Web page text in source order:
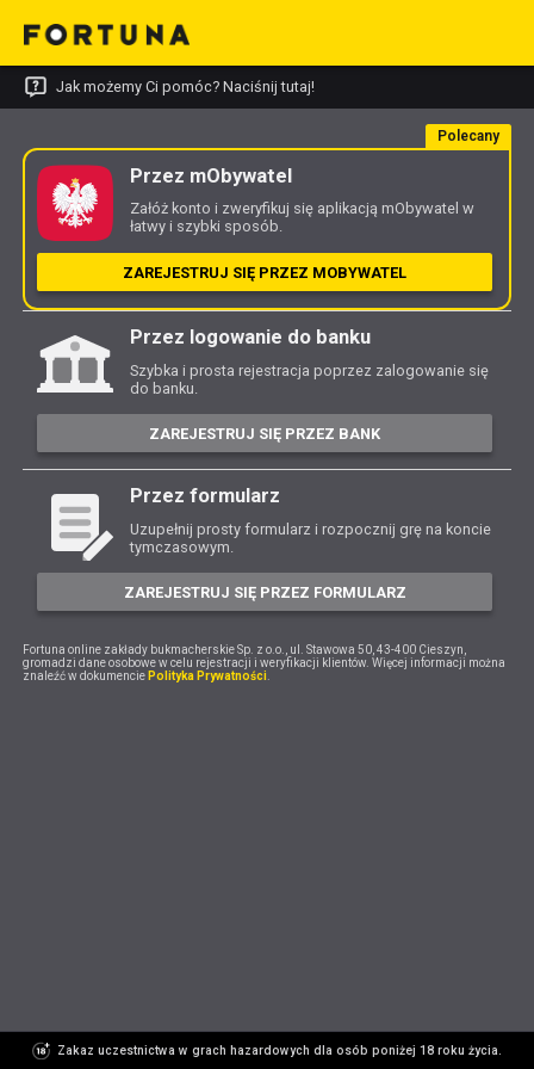
Jak możemy Ci pomóc? Naciśnij tutaj!
Polecany
Przez mObywatel
Załóż konto i zweryfikuj się aplikacją mObywatel w
łatwy i szybki sposób.
ZAREJESTRUJ SIĘ PRZEZ MOBYWATEL
Przez logowanie do banku
Szybka i prosta rejestracja poprzez zalogowanie się
do banku.
ZAREJESTRUJ SIĘ PRZEZ BANK
Przez formularz
Uzupełnij prosty formularz i rozpocznij grę na koncie
tymczasowym.
ZAREJESTRUJ SIĘ PRZEZ FORMULARZ
Fortuna online zakłady bukmacherskie Sp. z o.o., ul. Stawowa 50, 43-400 Cieszyn,
gromadzi dane osobowe w celu rejestracji i weryfikacji klientów. Więcej informacji można
znaleźć w dokumencie Polityka Prywatności
Zakaz uczestnictwa w grach hazardowych dla osób poniżej 18 roku życia.